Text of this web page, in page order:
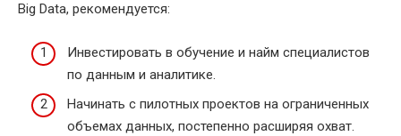
Big Data, рекомендуется:
Инвестировать в обучение и найм специалистов
по данным и аналитике.
Начинать с пилотных проектов на ограниченных
объемах данных, постепенно расширяя охват.